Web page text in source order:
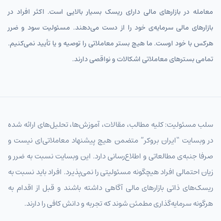
CHFIRT فرانک سوئیس
AUDIRT
CADIRT دلار کانادا
NZDIRT دلار نیوزیلند تومان
AEDIRT درهم امارات
SARIRT ریال عربستان تومان
KWDIRT دینار کویت
BHDIRT دینار بحرین تومان
معامله در بازارهای مالی دارای ریسک بسیار بالایی است. اکثر افراد در
بازارهای مالی سرمایه‌ی خود را از دست می‌دهند. مسئولیت سود و ضرر
هرکس با خود اوست. ما هیچ بستر معاملاتی را توصیه و یا تأیید نمی‌کنیم.
تمامی بسترهای معاملاتی اشکالات و نواقصی دارند.
سلب مسئولیت: کلیه مطالب، مقالات، آموزش‌ها، تحلیل‌های ارائه شده
در وبسایت “ایران بروکر” متضمن هیچ پیشنهاد معاملاتی‌ای نیست و
صرفا جنبه‌ی مطالعاتی و اطلاع‌رسانی دارد. این وبسایت نسبت به ضرر و
زیان احتمالی افراد هیچگونه مسئولیتی را نمی‌پذیرد. افراد باید نسبت به
ریسک‌های ذاتی بازارهای مالی آگاهی داشته باشند و قبل از اقدام به
هرگونه سرمایه‌گذاری مطمئن شوند که تجربه و دانش کافی را دارند.